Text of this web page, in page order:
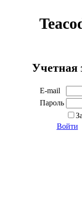
Учетная
E-mail
Пароль
Войти